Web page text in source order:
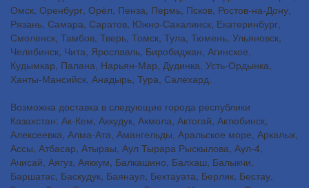
Омск, Оренбург, Орёл, Пенза, Пермь, Псков, Ростов-на-Дону,
Рязань, Самара, Саратов, Южно-Сахалинск, Екатеринбург,
Смоленск, Тамбов, Тверь, Томск, Тула, Тюмень, Ульяновск,
Челябинск, Чита, Ярославль, Биробиджан, Агинское,
Кудымкар, Палана, Нарьян-Мар, Дудинка, Усть-Ордынка,
Ханты-Мансийск, Анадырь, Тура, Салехард.
Возможна доставка в следующие города республики
Казахстан: Ак-Кем, Аккудук, Акмола, Актогай, Актюбинск,
Алексеевка, Алма-Ата, Амангельды, Аральское море, Аркалык,
Ассы, Атбасар, Атыраы, Аул Тырара Рыскылова, Аул-4,
Ачисай, Аягуз, Аяккум, Балкашино, Балхаш, Балыкчи,
Баршатас, Баскудук, Баянаул, Бектауата, Берлик, Бестау,